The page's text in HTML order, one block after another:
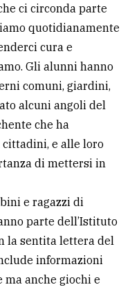
ci circonda parte
quotidianamente
cura e
Gli alunni hanno
comuni, giardini,
alcuni angoli del
che ha
e alle loro
di mettersi in
e ragazzi di
parte dell’Istituto
la sentita lettera del
informazioni
ma anche giochi e